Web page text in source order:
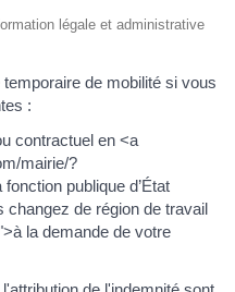
légale et administrative
de mobilité si vous
:
contractuel en <a
mairie/?
publique d’État
changez de région de travail
la demande de votre